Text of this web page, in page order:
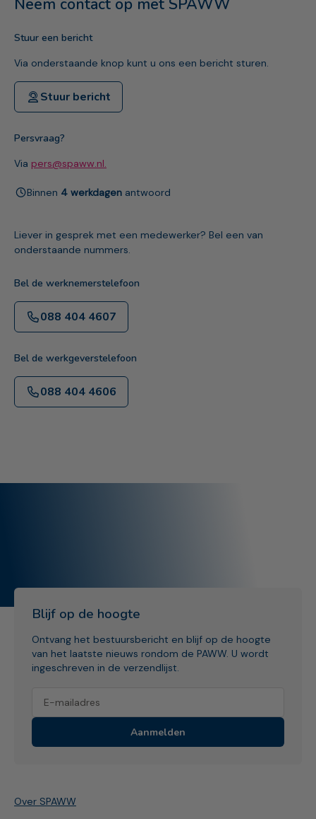
Stuur een bericht
Via onderstaande knop kunt u ons een bericht sturen.
Stuur bericht
Persvraag?
Via pers@spaww.nl.
Binnen 4 werkdagenantwoord
Liever in gesprek met een medewerker? Bel een van
onderstaande nummers.
Bel de werknemerstelefoon
088 404 4607
Bel de werkgeverstelefoon
088 404 4606
Blijf op de hoogte
Ontvang het bestuursbericht en blijf op de hoogte
van het laatste nieuws rondom de PAWW. U wordt
ingeschreven in de verzendlijst.
Aanmelden
Over SPAWW